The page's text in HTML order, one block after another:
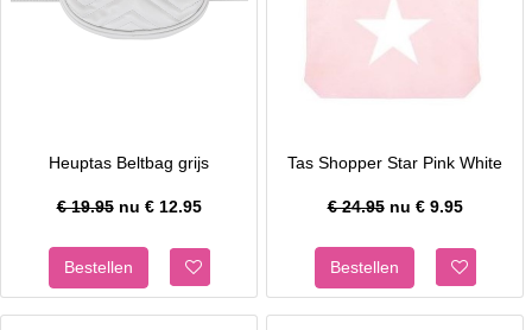
Heuptas Beltbag grijs
€ 19.95nu € 12.95
Tas Shopper Star Pink White
€ 24.95nu € 9.95